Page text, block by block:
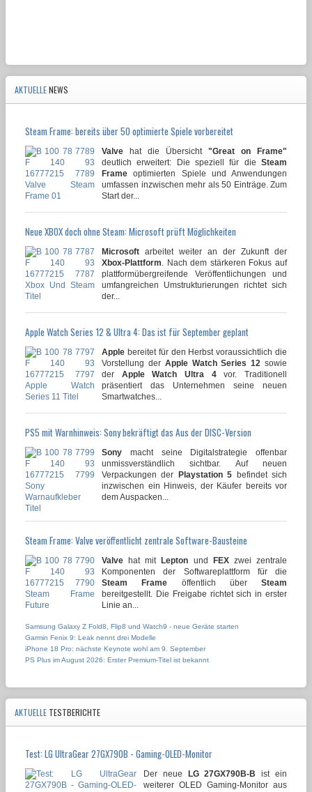
AKTUELLENEWS
Steam Frame: bereits über 50 optimierte Spiele vorbereitet
Valve hat die Übersicht "Great on Frame"
deutlich erweitert: Die speziell für die Steam
Frame optimierten Spiele und Anwendungen
umfassen inzwischen mehr als 50 Einträge. Zum
Start der...
Neue XBOX doch ohne Steam: Microsoft prüft Möglichkeiten
Microsoft arbeitet weiter an der Zukunft der
Xbox-Plattform. Nach dem stärkeren Fokus auf
plattformübergreifende Veröffentlichungen und
umfangreichen Umstrukturierungen richtet sich
der...
Apple Watch Series 12 & Ultra 4: Das ist für September geplant
Apple bereitet für den Herbst voraussichtlich die
Vorstellung der Apple Watch Series 12 sowie
der Apple Watch Ultra 4vor. Traditionell
präsentiert das Unternehmen seine neuen
Smartwatches...
PS5 mit Warnhinweis: Sony bekräftigt das Aus der DISC-Version
Sony macht seine Digitalstrategie offenbar
unmissverständlich sichtbar. Auf neuen
Verpackungen der
Playstation 5 befindet sich
inzwischen ein Hinweis, der Käufer bereits vor
dem Auspacken...
Steam Frame: Valve veröffentlicht zentrale Software-Bausteine
Valve hat mit Lepton und FEXzwei zentrale
Komponenten der Softwareplattform für die
Steam Frame öffentlich über Steam
bereitgestellt. Die Freigabe richtet sich in erster
Linie an...
Samsung Galaxy Z Fold8, Flip8 und Watch9 - neue Geräte starten
Garmin Fenix 9: Leak nennt drei Modelle
iPhone 18 Pro: nächste Keynote wohl am 9. September
PS Plus im August 2026: Erster Premium-Titel ist bekannt
AKTUELLE TESTBERICHTE
Test: LG UltraGear 27GX790B - Gaming-OLED-Monitor
Der neue LG 27GX790B-B
ist ein
weiterer OLED Gaming-Monitor aus